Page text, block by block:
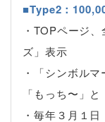
■Type2：
・TOPページ
ズ」表示
・「シンボル
「もっち〜」
・毎年３月１